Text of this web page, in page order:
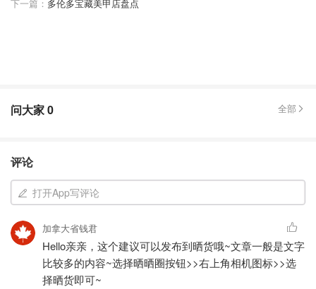
下一篇： 多伦多宝藏美甲店盘点
问大家0 全部
评论
打开App写评论
加拿大省钱君
Hello亲亲，这个建议可以发布到晒货哦~文章一般是文字
比较多的内容~选择晒晒圈按钮>>右上角相机图标>>选
择晒货即可~